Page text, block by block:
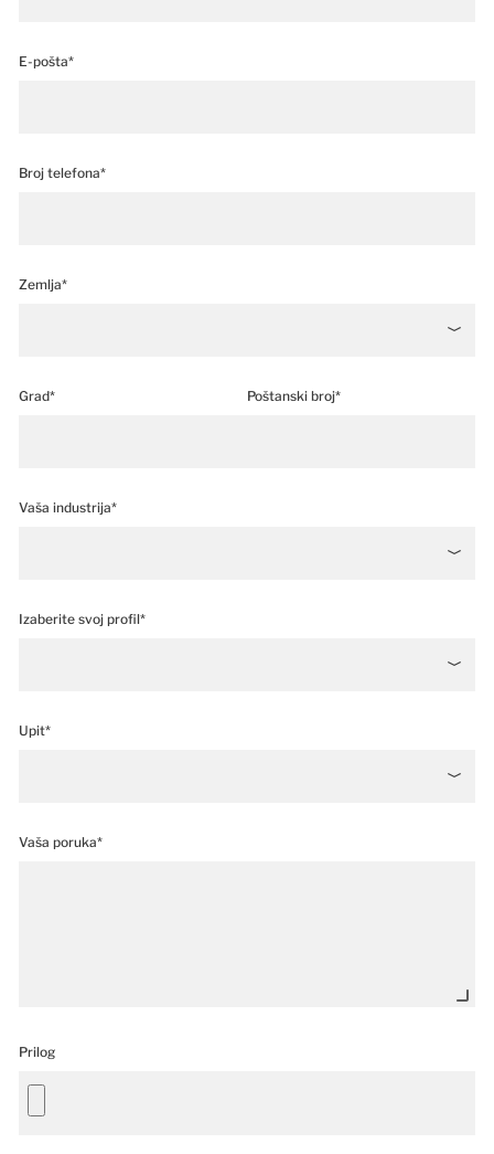
E-pošta*
Broj telefona*
Zemlja*
Grad* Poštanski broj*
Vaša industrija*
Izaberite svoj profil*
Upit*
Vaša poruka*
Prilog